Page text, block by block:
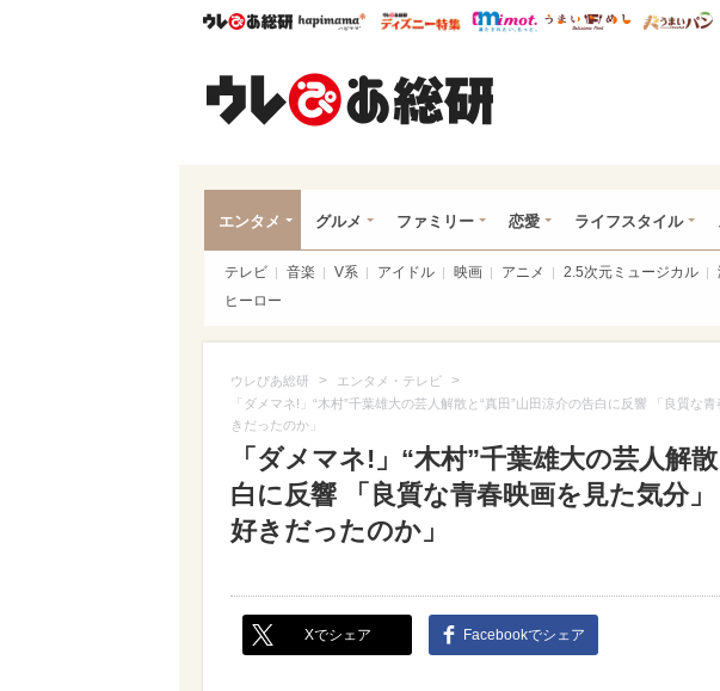
ウレぴあ総研ハピママ* ウレぴあ総研 ディズニー特集
mimot. うまいめし
エンタメ グルメ ファミリー 恋愛 ライフスタイル
テレビ 音楽 V系 アイドル 映画 アニメ 2.5次元ミュージカル
ヒーロー
ウレぴあ総研 > エンタメ・テレビ >
「ダメマネ!」“木村”千葉雄大の芸人解散と“真田”山田涼介の告白に反響 「良質な
きだったのか」
「ダメマネ!」“木村”千葉雄大の芸人解
白に反響 「良質な青春映画を見た気分
好きだったのか」
Xでシェア Facebookでシェア